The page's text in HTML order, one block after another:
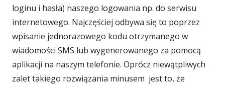
loginu i hasła) naszego logowania np. do serwisu
internetowego. Najczęściej odbywa się to poprzez
wpisanie jednorazowego kodu otrzymanego w
wiadomości SMS lub wygenerowanego za pomocą
aplikacji na naszym telefonie. Oprócz niewątpliwych
zalet takiego rozwiązania minusem jest to, że